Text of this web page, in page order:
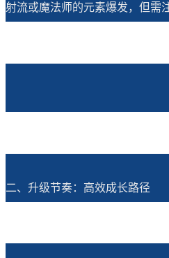
射流或魔法师的元素爆发，但需
二、升级节奏：高效成长路径